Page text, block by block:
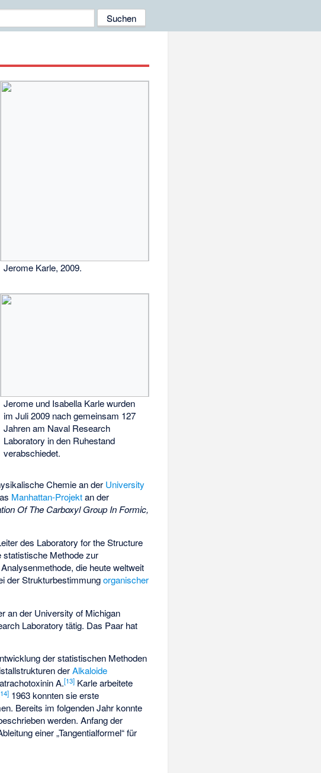
Jerome Karle, 2009.
Jerome und Isabella Karle wurden
im Juli 2009 nach gemeinsam 127
Jahren am Naval Research
Laboratory in den Ruhestand
verabschiedet.
Chemie an der University
Manhattan-Projektan der
Of The Carboxyl Group In Formic,
des Laboratory for the Structure
statistische Methode zur
die heute weltweit
der Strukturbestimmungorganischer
an der University of Michigan
Laboratory tätig. Das Paar hat
der statistischen Methoden
derAlkaloide
A.[13] Karle arbeitete
14] 1963 konnten sie erste
Bereits im folgenden Jahr konnte
werden. Anfang der
einer „Tangentialformel“ für